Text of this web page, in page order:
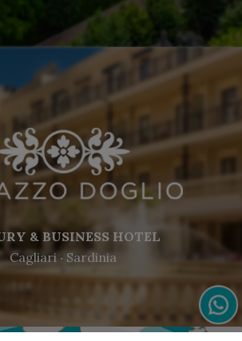
& BUSINESS HOTEL
Cagliari ‧ Sardinia